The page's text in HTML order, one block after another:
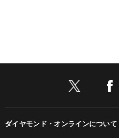
ダイヤモンド・オンラインについて